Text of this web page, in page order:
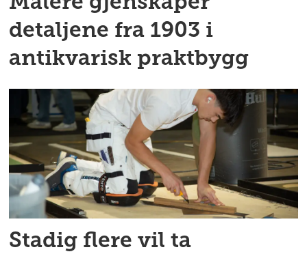
detaljene fra 1903 i
antikvarisk praktbygg
Stadig flere vil ta